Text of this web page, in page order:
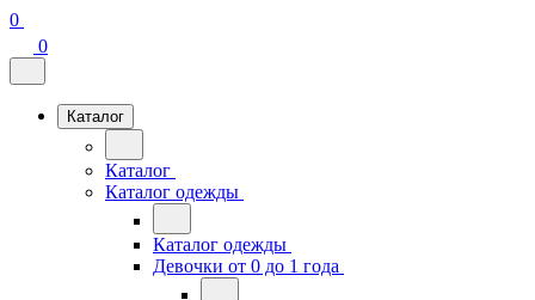
0
0
Каталог
Каталог
Каталог одежды
Каталог одежды
Девочки от 0 до 1 года